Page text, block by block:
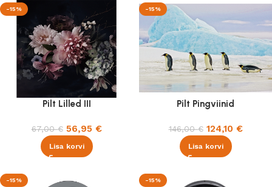
-15%
Pilt Lilled III
67,00€ 56,95 €
Lisa korvi
-15%
Pilt Pingviinid
146,00€ 124,10 €
Lisa korvi
-15% -15%